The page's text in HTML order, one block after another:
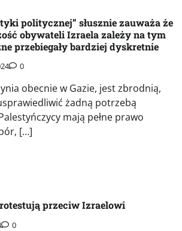
politycznej” słusznie zauważa że
obywateli Izraela zależy na tym
przebiegały bardziej dyskretnie
0
obecnie w Gazie, jest zbrodnią,
żadną potrzebą
mają pełne prawo
[…]
przeciw Izraelowi
0